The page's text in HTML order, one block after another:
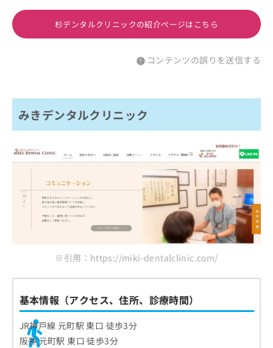
杉デンタルクリニックの紹介ページはこちら
コンテンツの誤りを送信する
みきデンタルクリニック
※引用：https://miki-dentalclinic.com/
基本情報（アクセス、住所、診療時間）
JR神戸線 元町駅 東口 徒歩3分
阪神 元町駅 東口 徒歩3分